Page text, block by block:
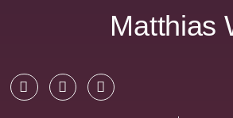
Matthias